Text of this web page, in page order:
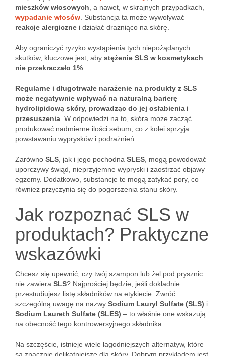
mieszków włosowych , a nawet, w skrajnych przypadkach,
wypadanie włosów . Substancja ta może wywoływać
reakcje alergiczne i działać drażniąco na skórę.
Aby ograniczyć ryzyko wystąpienia tych niepożądanych
skutków, kluczowe jest, aby stężenie SLS w kosmetykach
nie przekraczało 1%
Regularne i długotrwałe narażenie na produkty z SLS
może negatywnie wpływać na naturalną barierę
hydrolipidową skóry, prowadząc do jej osłabienia i
przesuszenia . W odpowiedzi na to, skóra może zacząć
produkować nadmierne ilości sebum, co z kolei sprzyja
powstawaniu wyprysków i podrażnień.
Zarówno SLS , jak i jego pochodna SLES , mogą powodować
uporczywy świąd, nieprzyjemne wypryski i zaostrzać objawy
egzemy. Dodatkowo, substancje te mogą zatykać pory, co
również przyczynia się do pogorszenia stanu skóry.
Jak rozpoznać SLS w
produktach? Praktyczne
wskazówki
Chcesz się upewnić, czy twój szampon lub żel pod prysznic
nie zawiera SLS? Najprościej będzie, jeśli dokładnie
przestudiujesz listę składników na etykiecie. Zwróć
szczególną uwagę na nazwy Sodium Lauryl Sulfate (SLS) i
Sodium Laureth Sulfate (SLES) – to właśnie one wskazują
na obecność tego kontrowersyjnego składnika.
Na szczęście, istnieje wiele łagodniejszych alternatyw, które